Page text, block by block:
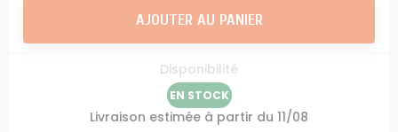
AJOUTER AU PANIER
Disponibilité
EN STOCK
Livraison estimée à partir du 11/08